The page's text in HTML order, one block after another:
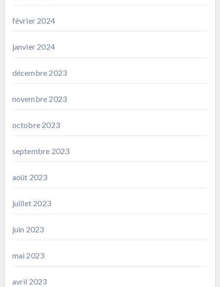
février 2024
janvier 2024
décembre 2023
novembre 2023
octobre 2023
septembre 2023
août 2023
juillet 2023
juin 2023
mai 2023
avril 2023